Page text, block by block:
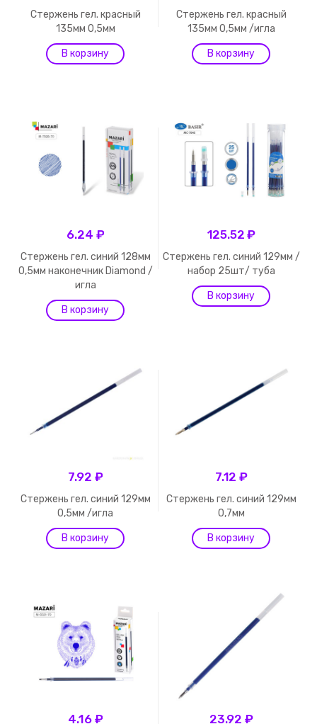
Стержень гел. красный
135мм 0,5мм
Стержень гел. красный
135мм 0,5мм /игла
6.24 ₽
Стержень гел. синий 128мм
0,5мм наконечник Diamond /
игла
125.52 ₽
Стержень гел. синий 129мм /
набор 25шт/ туба
7.92 ₽
Стержень гел. синий 129мм
0,5мм /игла
7.12 ₽
Стержень гел. синий 129мм
0,7мм
4.16 ₽ 23.92 ₽